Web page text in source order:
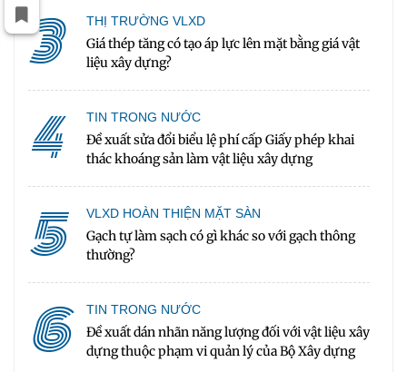
3 THỊ TRƯỜNG VLXD
Giá thép tăng có tạo áp lực lên mặt bằng giá vật
liệu xây dựng?
4 TIN TRONG NƯỚC
Đề xuất sửa đổi biểu lệ phí cấp Giấy phép khai
thác khoáng sản làm vật liệu xây dựng
5 VLXD HOÀN THIỆN MẶT SÀN
Gạch tự làm sạch có gì khác so với gạch thông
thường?
6 TIN TRONG NƯỚC
Đề xuất dán nhãn năng lượng đối với vật liệu xây
dựng thuộc phạm vi quản lý của Bộ Xây dựng